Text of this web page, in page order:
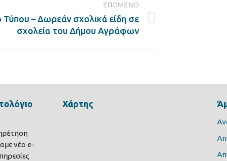
ΕΠΌΜΕΝΟ
Τύπου – Δωρεάν σχολικά είδη σε
σχολεία του Δήμου Αγράφων
νέο e-
Χάρτης